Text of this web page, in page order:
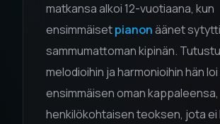
matkansa alkoi 12-vuotiaana, kun
ensimmäisetpianonäänet
sammumattoman kipinän.
melodioihin ja harmonioihin hän loi
ensimmäisen oman kappaleensa,
henkilökohtaisen teoksen, jota ei